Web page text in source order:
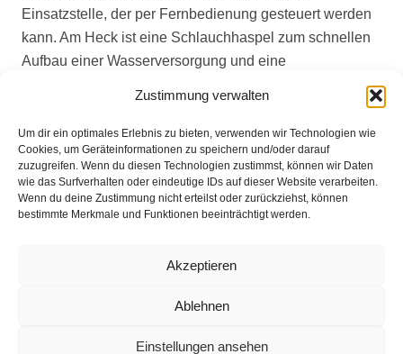
Zustimmung verwalten
Um dir ein optimales Erlebnis zu bieten, verwenden wir Technologien wie
Cookies, um Geräteinformationen zu speichern und/oder darauf
zuzugreifen. Wenn du diesen Technologien zustimmst, können wir Daten
wie das Surfverhalten oder eindeutige IDs auf dieser Website verarbeiten.
Wenn du deine Zustimmung nicht erteilst oder zurückziehst, können
bestimmte Merkmale und Funktionen beeinträchtigt werden.
Akzeptieren
Ablehnen
Einstellungen ansehen
Einsatzstelle, der per Fernbedienung gesteuert werden
kann. Am Heck ist eine Schlauchhaspel zum schnellen
Aufbau einer Wasserversorgung und eine
Absicherung an einer Einsatzstelle angehängt. Das
Fahrzeug ist zum Zeitpunkt der Übergabe bereits zu 71
Einsätzen ausgerückt.